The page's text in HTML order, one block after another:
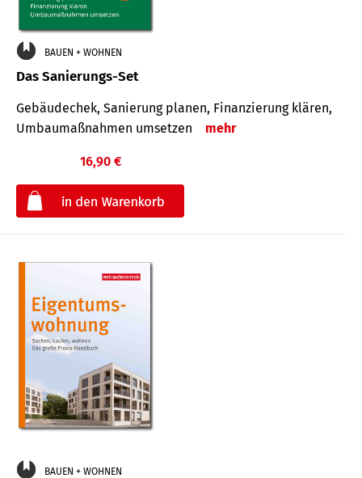
BAUEN + WOHNEN
Das Sanierungs-Set
Gebäudechek, Sanierung planen, Finanzierung klären,
Umbaumaßnahmen umsetzen
mehr
16,90 €
BAUEN + WOHNEN